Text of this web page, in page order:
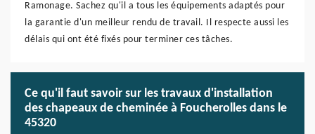
Ramonage. Sachez qu'il a tous les équipements adaptés pour
la garantie d'un meilleur rendu de travail. Il respecte aussi les
délais qui ont été fixés pour terminer ces tâches.
Ce qu'il faut savoir sur les travaux d'installation
des chapeaux de cheminée à Foucherolles dans le
45320